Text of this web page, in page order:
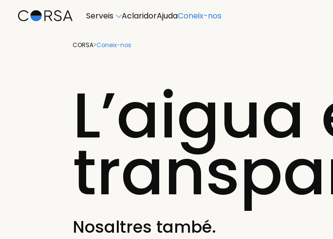
Serveis AclaridorAjudaConeix-nos
CORSA>Coneix-nos
L’aigua
Nosaltres també.